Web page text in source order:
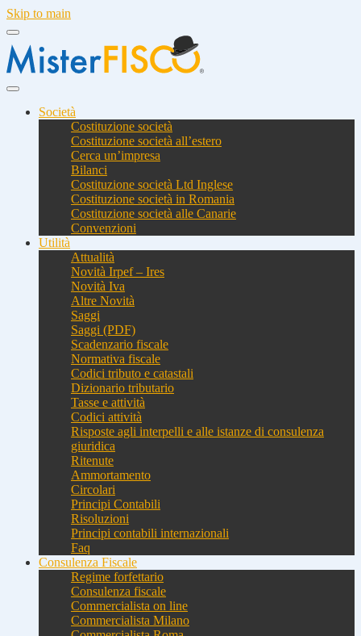
Skip to main
Società
Costituzione società
Costituzione società all’estero
Cerca un’impresa
Bilanci
Costituzione società Ltd Inglese
Costituzione società in Romania
Costituzione società alle Canarie
Convenzioni
Utilità
Attualità
Novità Irpef – Ires
Novità Iva
Altre Novità
Saggi
Saggi (PDF)
Scadenzario fiscale
Normativa fiscale
Codici tributo e catastali
Dizionario tributario
Tasse e attività
Codici attività
Risposte agli interpelli e alle istanze di consulenza
giuridica
Ritenute
Ammortamento
Circolari
Principi Contabili
Risoluzioni
Principi contabili internazionali
Faq
Consulenza Fiscale
Regime forfettario
Consulenza fiscale
Commercialista on line
Commercialista Milano